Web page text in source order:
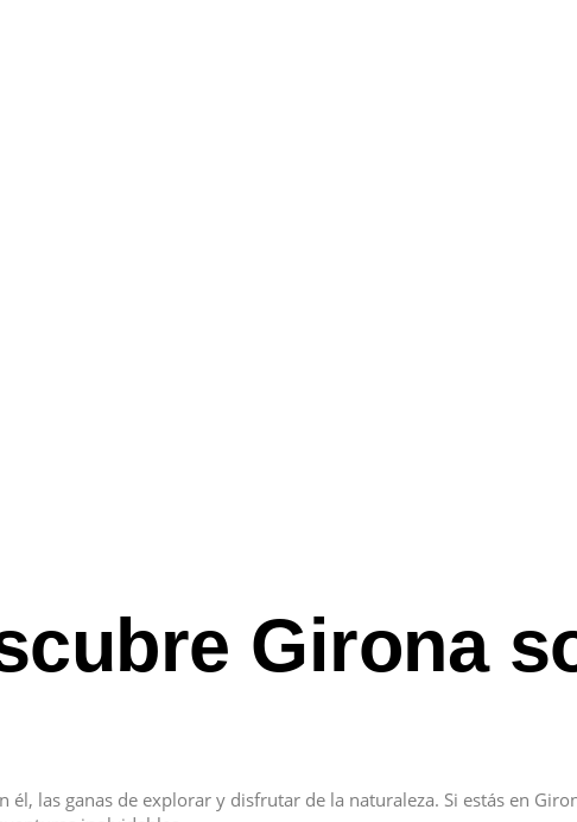
Girona
las ganas de explorar y disfrutar de la naturaleza. Si estás en